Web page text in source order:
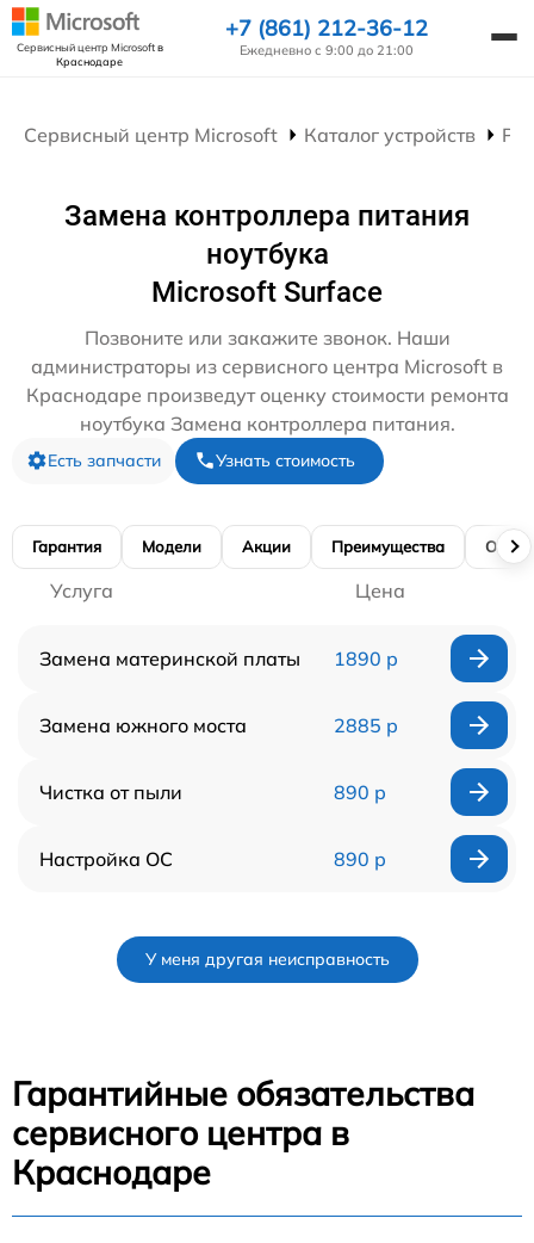
Сервисный центр Microsoftв
Краснодаре
+7 (861) 212-36-12
Ежедневно с 9:00 до 21:00
Сервисный центр Microsoft Каталог устройств
Замена контроллера питания
ноутбука
Microsoft Surface
Позвоните или закажите звонок. Наши
администраторы из сервисного центра Microsoft в
Краснодаре произведут оценку стоимости ремонта
ноутбука Замена контроллера питания.
Есть запчасти Узнать стоимость
Гарантия Модели Акции Преимущества
Услуга Цена
Замена материнской платы 1890 р
Замена южного моста 2885 р
Чистка от пыли 890 р
Настройка ОС 890 р
У меня другая неисправность
Гарантийные обязательства
сервисного центра в
Краснодаре